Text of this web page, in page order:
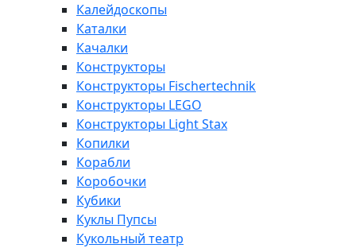
Калейдоскопы
Каталки
Качалки
Конструкторы
Конструкторы Fisсhertechnik
Конструкторы LEGO
Конструкторы Light Stax
Копилки
Корабли
Коробочки
Кубики
Куклы Пупсы
Кукольный театр